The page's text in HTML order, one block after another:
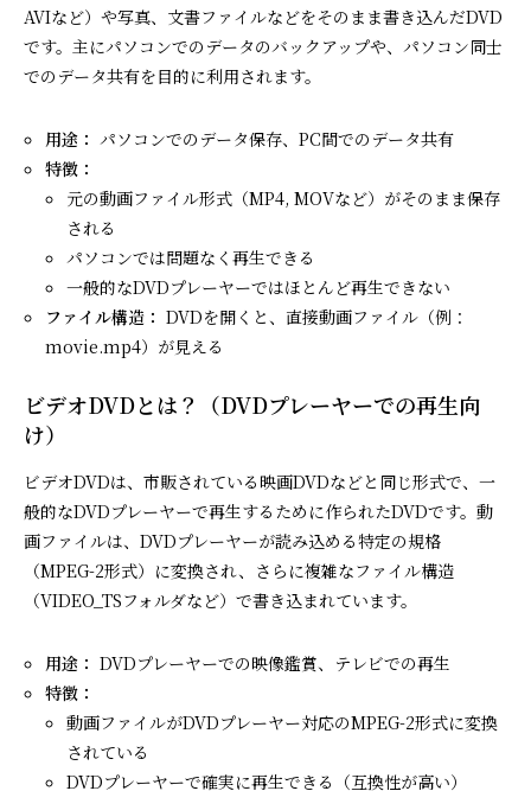
AVIなど）や写真、文書ファイルなどをそのまま書き込んだDVD
です。主にパソコンでのデータのバックアップや、パソコン同士
でのデータ共有を目的に利用されます。
用途： パソコンでのデータ保存、PC間でのデータ共有
特徴：
元の動画ファイル形式（MP4, MOVなど）がそのまま保存
される
パソコンでは問題なく再生できる
一般的なDVDプレーヤーではほとんど再生できない
ファイル構造： DVDを開くと、直接動画ファイル（例：
movie.mp4）が見える
ビデオDVDとは？（DVDプレーヤーでの再生向
け）
ビデオDVDは、市販されている映画DVDなどと同じ形式で、一
般的なDVDプレーヤーで再生するために作られたDVDです。動
画ファイルは、DVDプレーヤーが読み込める特定の規格
（MPEG-2形式）に変換され、さらに複雑なファイル構造
（VIDEO_TSフォルダなど）で書き込まれています。
用途： DVDプレーヤーでの映像鑑賞、テレビでの再生
特徴：
動画ファイルがDVDプレーヤー対応のMPEG-2形式に変換
されている
DVDプレーヤーで確実に再生できる（互換性が高い）